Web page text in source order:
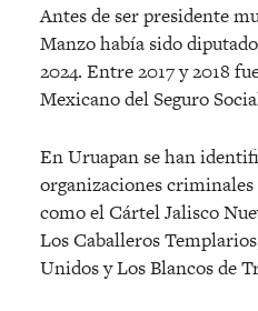
Antes de ser presidente
Manzo había sido
2024. Entre 2017 y 2018
Mexicano del Seguro
En Uruapan se han
organizaciones
como el Cártel Jalisco
Los Caballeros
Unidos y Los Blancos de